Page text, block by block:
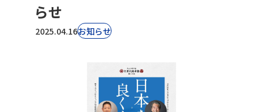
らせ
2025.04.16お知らせ